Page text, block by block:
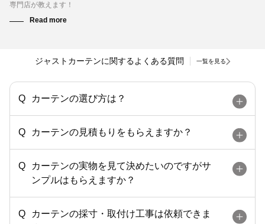
専門店が教えます！
ジャストカーテンに関するよくある質問 一覧を見る
カーテンの選び方は？
カーテンの見積もりをもらえますか？
カーテンの実物を見て決めたいのですがサ
ンプルはもらえますか？
カーテンの採寸・取付け工事は依頼できま